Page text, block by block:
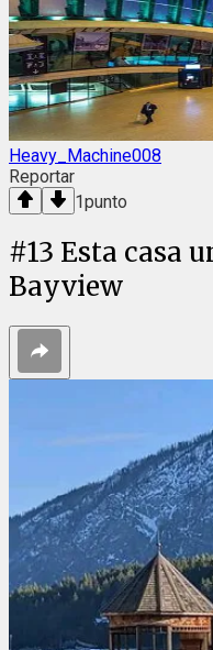
Heavy_Machine008
Reportar
1punto
#13 Esta casa
Bayview